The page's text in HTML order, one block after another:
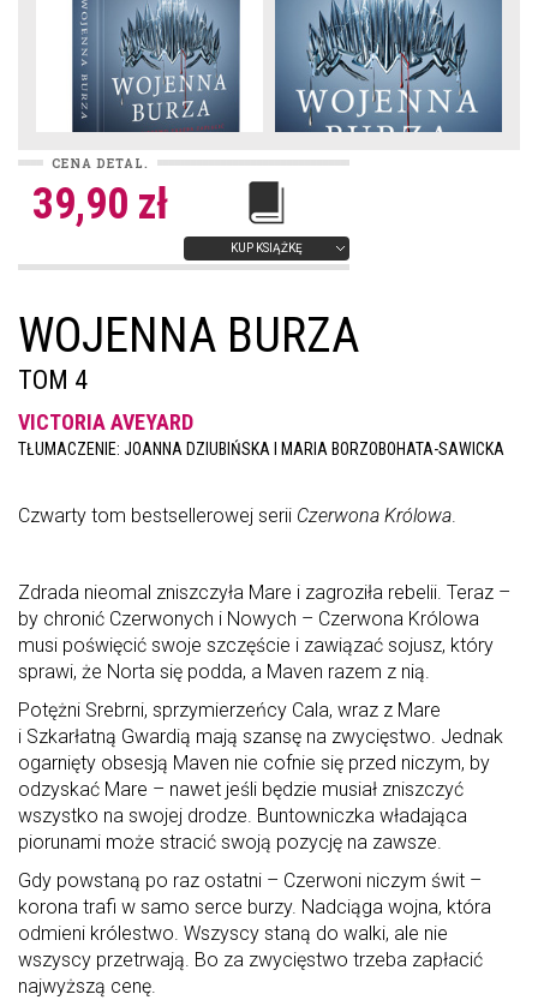
CENA DETAL.
39,90 zł
KUP KSIĄŻKĘ
WOJENNA BURZA
TOM 4
VICTORIA AVEYARD
TŁUMACZENIE: JOANNA DZIUBIŃSKA I MARIA BORZOBOHATA-SAWICKA
Czwarty tom bestsellerowej serii Czerwona Królowa.
Zdrada nieomal zniszczyła Mare i zagroziła rebelii. Teraz –
by chronić Czerwonych i Nowych – Czerwona Królowa
musi poświęcić swoje szczęście i zawiązać sojusz, który
sprawi, że Norta się podda, a Maven razem z nią.
Potężni Srebrni, sprzymierzeńcy Cala, wraz z Mare
i Szkarłatną Gwardią mają szansę na zwycięstwo. Jednak
ogarnięty obsesją Maven nie cofnie się przed niczym, by
odzyskać Mare – nawet jeśli będzie musiał zniszczyć
wszystko na swojej drodze. Buntowniczka władająca
piorunami może stracić swoją pozycję na zawsze.
Gdy powstaną po raz ostatni – Czerwoni niczym świt –
korona trafi w samo serce burzy. Nadciąga wojna, która
odmieni królestwo. Wszyscy staną do walki, ale nie
wszyscy przetrwają. Bo za zwycięstwo trzeba zapłacić
najwyższą cenę.